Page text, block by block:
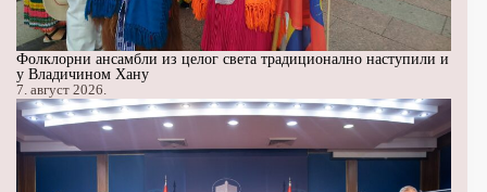
Фолклорни ансамбли из целог света традиционално наступили и
у Владичином Хану
7. август 2026.